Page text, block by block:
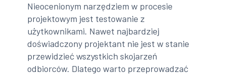
Nieocenionym narzędziem w procesie
projektowym jest testowanie z
użytkownikami. Nawet najbardziej
doświadczony projektant nie jest w stanie
przewidzieć wszystkich skojarzeń
odbiorców. Dlatego warto przeprowadzać